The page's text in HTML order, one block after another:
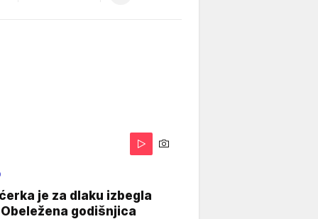
je za dlaku izbegla
godišnjica